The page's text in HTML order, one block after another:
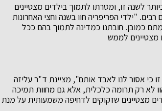
לשנה זו, ומטרתו לתמוך בילדים מצטיינים
"ילדי הפריפריה חוו בשנה וחצי האחרונות
כמובן. חובתנו כמדינה לתמוך בהם ככל
מצטיינים לממש
כי אסור לנו לאבד אותם", מציינת ד"ר עליזה
לא רק תרומה כלכלית, אלא גם מחוות תמיכה
מצטיינים שזקוקים לדחיפה משמעותית על מנת